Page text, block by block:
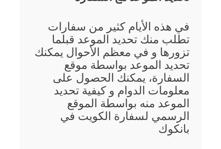
في هذه الأيام كثير من سفارات
تطلب منك تحديد الموعد قبلما
تزورها و في معظم الأحوال يمكنك
تحديد الموعد بواسطة موقع
السفارة، يمكنك الحصول على
معلومات الدوام و كيفية تحديد
الموعد منه بواسطة الموقع
الرسمي لسفارة الكويت في
بانكوك